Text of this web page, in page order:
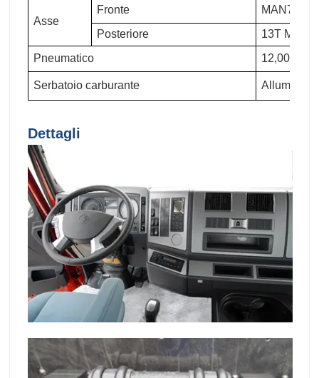
Asse
Fronte
MAN7,5T
Posteriore
13T MAN
Pneumatico
12,00R20
Serbatoio carburante Alluminio
Dettagli